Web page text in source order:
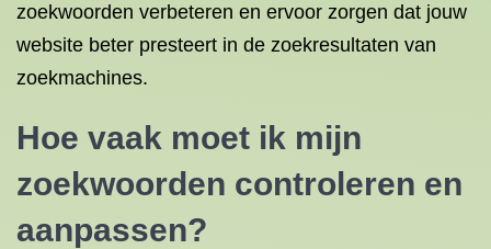
zoekwoorden verbeteren en ervoor zorgen dat jouw
website beter presteert in de zoekresultaten van
zoekmachines.
Hoe vaak moet ik mijn
zoekwoorden controleren en
aanpassen?